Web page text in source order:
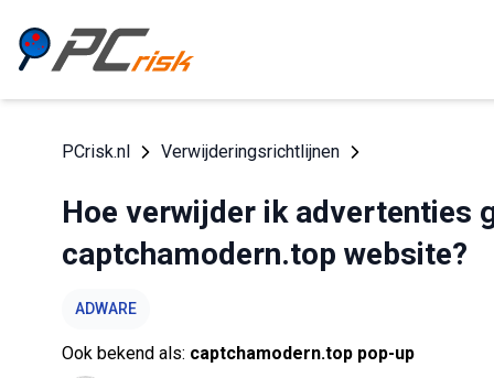
PCrisk.nl Verwijderingsrichtlijnen
Hoe verwijder ik advertenties
captchamodern.top website?
ADWARE
Ook bekend als: captchamodern.top pop-up